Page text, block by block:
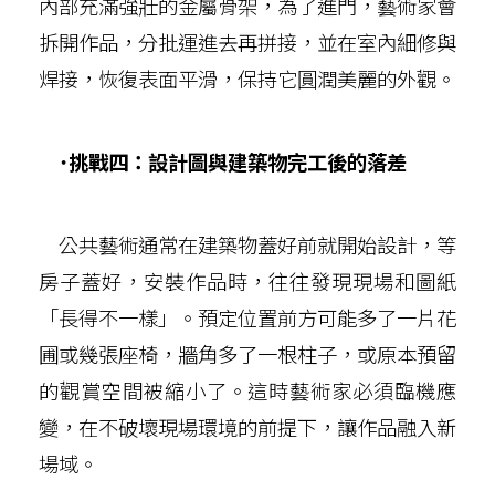
內部充滿強壯的金屬骨架，為了進門，藝術家會
拆開作品，分批運進去再拼接，並在室內細修與
焊接，恢復表面平滑，保持它圓潤美麗的外觀。
˙挑戰四：設計圖與建築物完工後的落差
公共藝術通常在建築物蓋好前就開始設計，等
房子蓋好，安裝作品時，往往發現現場和圖紙
「長得不一樣」。預定位置前方可能多了一片花
圃或幾張座椅，牆角多了一根柱子，或原本預留
的觀賞空間被縮小了。這時藝術家必須臨機應
變，在不破壞現場環境的前提下，讓作品融入新
場域。